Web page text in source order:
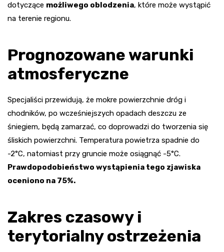
dotyczące możliwego oblodzenia, które może wystąpić
na terenie regionu.
Prognozowane warunki
atmosferyczne
Specjaliści przewidują, że mokre powierzchnie dróg i
chodników, po wcześniejszych opadach deszczu ze
śniegiem, będą zamarzać, co doprowadzi do tworzenia się
śliskich powierzchni. Temperatura powietrza spadnie do
-2°C, natomiast przy gruncie może osiągnąć -5°C.
Prawdopodobieństwo wystąpienia tego zjawiska
oceniono na 75%.
Zakres czasowy i
terytorialny ostrzeżenia